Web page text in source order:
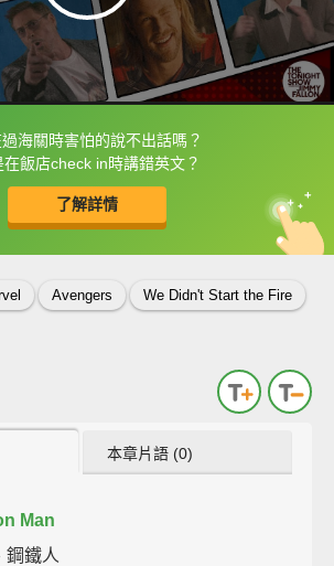
海關時害怕的說不出話嗎？
在飯店check in時講錯英文？
了解詳情
兩下字幕可以直接查字典喔！
佳句 中
英
Avengers We Didn't Start the Fire
本章片語 (0)
Man
鋼鐵人